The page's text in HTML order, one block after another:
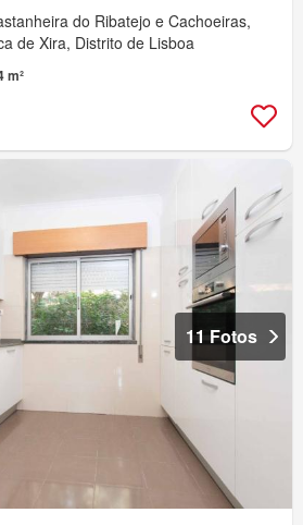
do Ribatejo e Cachoeiras,
de Xira, Distrito de Lisboa
m²
11 Fotos